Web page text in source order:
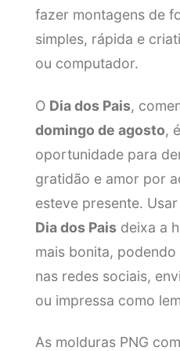
fazer montagens de
simples, rápida e
ou computador.
O Dia dos Pais,
domingo de agosto,
oportunidade para
gratidão e amor por
esteve presente. Usar
Dia dos Paisdeixa a
mais bonita,
nas redes sociais,
ou impressa como
As molduras PNG